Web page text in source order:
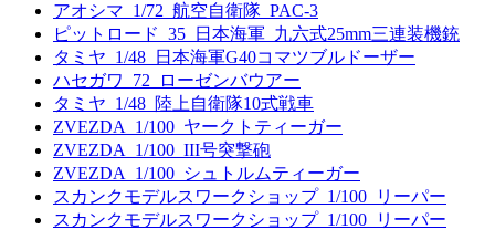
アオシマ_1/72_航空自衛隊_PAC-3
ピットロード_35_日本海軍_九六式25mm三連装機銃
タミヤ_1/48_日本海軍G40コマツブルドーザー
ハセガワ_72_ローゼンバウアー
タミヤ_1/48_陸上自衛隊10式戦車
ZVEZDA_1/100_ヤークトティーガー
ZVEZDA_1/100_III号突撃砲
ZVEZDA_1/100_シュトルムティーガー
スカンクモデルスワークショップ_1/100_リーパー
スカンクモデルスワークショップ_1/100_リーパー